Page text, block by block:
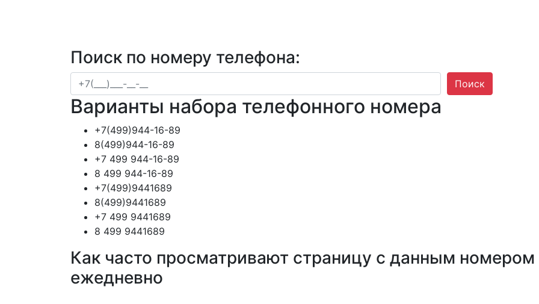
Поиск по номеру телефона:
Поиск
Варианты набора телефонного номера
+7(499)944-16-89
8(499)944-16-89
+7 499 944-16-89
8 499 944-16-89
+7(499)9441689
8(499)9441689
+7 499 9441689
8 499 9441689
Как часто просматривают страницу с данным номером
ежедневно